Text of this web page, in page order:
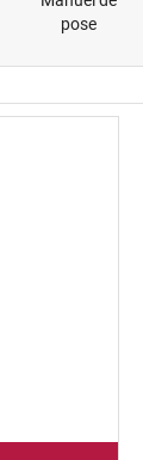
pose